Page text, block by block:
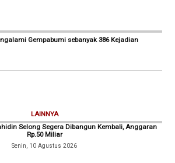
Gempabumi sebanyak 386 Kejadian
LAINNYA
Selong Segera Dibangun Kembali, Anggaran
Rp.50 Miliar
Senin, 10 Agustus 2026